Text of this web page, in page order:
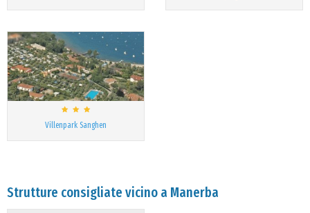
Villenpark Sanghen
Strutture consigliate vicino a Manerba